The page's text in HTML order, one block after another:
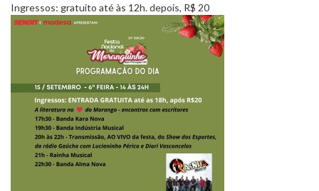
Ingressos: gratuito até às 12h. depois, R$ 20